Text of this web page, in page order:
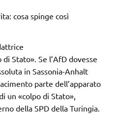
cosa spinge così
Stato». Se l’AfD dovesse
in Sassonia-Anhalt
parte dell’apparato
un «colpo di Stato»,
della SPD della Turingia.